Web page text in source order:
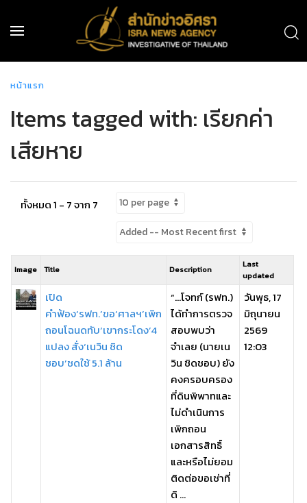
หน้าแรก
Items tagged with: เรียกค่า
เสียหาย
ทั้งหมด 1 - 7 จาก 7
Image Title Description
Last
updated
เปิด
คำฟ้อง‘รฟท.’ขอ‘ศาลฯ’เพิก
ถอนโฉนดทับ‘เขากระโดง’4
แปลง สั่ง‘เนวิน ชิด
ชอบ’ชดใช้ 5.1 ล้าน
“…โจทก์ (รฟท.)
ได้ทำการตรวจ
สอบพบว่า
จำเลย (นายเน
วิน ชิดชอบ) ยัง
คงครอบครอง
ที่ดินพิพาทและ
ไม่ดำเนินการ
เพิกถอน
เอกสารสิทธิ์
และหรือไม่ยอม
ติดต่อขอเช่าที่
ดิ ...
วันพุธ, 17
มิถุนายน
2569
12:03